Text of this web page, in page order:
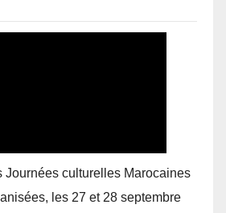
Journées culturelles Marocaines
les 27 et 28 septembre